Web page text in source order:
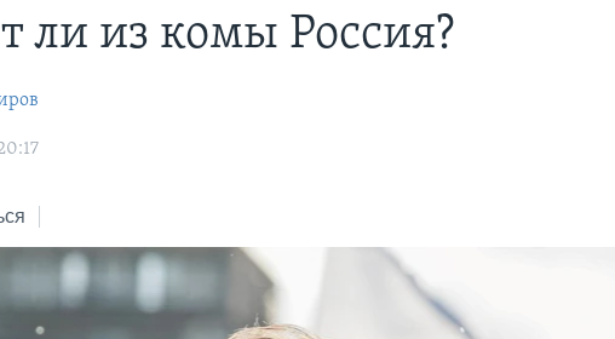
ли из комы Россия?